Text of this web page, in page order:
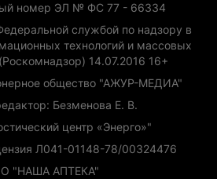
номер ЭЛ № ФС 77 - 66334
службой по надзору в
технологий и массовых
14.07.2016 16+
общество "АЖУР-МЕДИА"
Безменова Е. В.
центр «Энерго»"
Л041-01148-78/00324476
"НАША АПТЕКА"